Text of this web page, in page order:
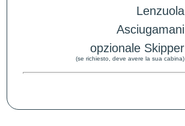
Lenzuola
Asciugamani
opzionale Skipper
(se richiesto, deve avere la sua cabina)